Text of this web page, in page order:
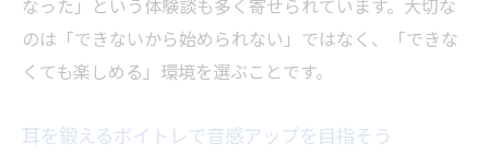
なった」という体験談も多く寄せられています。大切な
のは「できないから始められない」ではなく、「できな
くても楽しめる」環境を選ぶことです。
耳を鍛えるボイトレで音感アップを目指そう